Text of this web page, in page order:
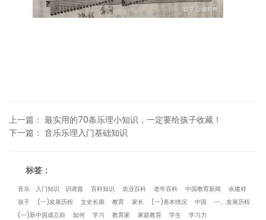
上一篇 ： 最实用的70条乐理小知识，一定要给孩子收藏！
下一篇 ： 音乐乐理入门基础知识
标签：
音乐 入门知识 识谱篇 百科知识 农业百科 老年百科 中国教育新闻
余建祥
孩子
(一)发展历程 文史长廊 教育 家长 (一)基本情况 中国
一、发展历程
(一)新中国成立前
如何 学习 教育家 家庭教育 学生 学习力